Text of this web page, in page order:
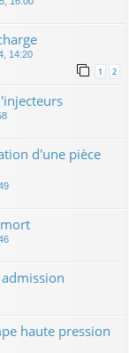
14:20
1 2
d'une pièce
haute pression